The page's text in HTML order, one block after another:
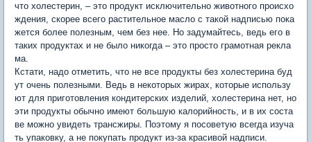
что холестерин, – это продукт исключительно животного происхо
ждения, скорее всего растительное масло с такой надписью пока
жется более полезным, чем без нее. Но задумайтесь, ведь его в
таких продуктах и не было никогда – это просто грамотная рекла
ма.
Кстати, надо отметить, что не все продукты без холестерина буд
ут очень полезными. Ведь в некоторых жирах, которые использу
ют для приготовления кондитерских изделий, холестерина нет, но
эти продукты обычно имеют большую калорийность, и в их соста
ве можно увидеть трансжиры. Поэтому я посоветую всегда изуча
ть упаковку, а не покупать продукт из-за красивой надписи.